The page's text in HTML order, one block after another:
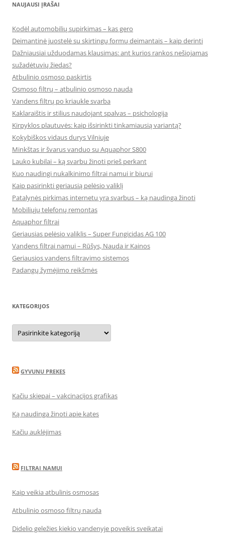
NAUJAUSI ĮRAŠAI
Kodėl automobilių supirkimas – kas gero
Deimantinė juostelė su skirtingų formų deimantais – kaip derinti
Dažniausiai užduodamas klausimas: ant kurios rankos nešiojamas
sužadėtuvių žiedas?
Atbulinio osmoso paskirtis
Osmoso filtrų – atbulinio osmoso nauda
Vandens filtrų po kriaukle svarba
Kaklaraištis ir stilius naudojant spalvas – psichologija
Kirpyklos plautuvės: kaip išsirinkti tinkamiausią variantą?
Kokybiškos vidaus durys Vilniuje
Minkštas ir švarus vanduo su Aquaphor S800
Lauko kubilai – ką svarbu žinoti prieš perkant
Kuo naudingi nukalkinimo filtrai namui ir biurui
Kaip pasirinkti geriausią pelėsio valiklį
Patalynės pirkimas internetu yra svarbus – ką naudinga žinoti
Mobiliųjų telefonų remontas
Aquaphor filtrai
Geriausias pelėsio valiklis – Super Fungicidas AG 100
Vandens filtrai namui – Rūšys, Nauda ir Kainos
Geriausios vandens filtravimo sistemos
Padangų žymėjimo reikšmės
KATEGORIJOS
Kategorijos
GYVUNU PREKES
Kačių skiepai – vakcinacijos grafikas
Ką naudinga žinoti apie kates
Kačių auklėjimas
FILTRAI NAMUI
Kaip veikia atbulinis osmosas
Atbulinio osmoso filtrų nauda
Didelio geležies kiekio vandenyje poveikis sveikatai